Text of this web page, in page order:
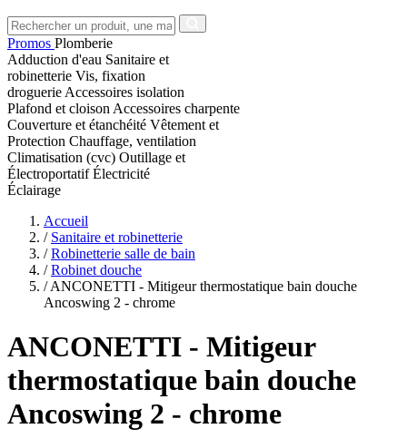
Promos Plomberie
Adduction d'eau Sanitaire et
robinetterie Vis, fixation
droguerie Accessoires isolation
Plafond et cloison Accessoires charpente
Couverture et étanchéité Vêtement et
Protection Chauffage, ventilation
Climatisation (cvc) Outillage et
ÉlectroportatifÉlectricité
Éclairage
Accueil
/ Sanitaire et robinetterie
/ Robinetterie salle de bain
/ Robinet douche
/ ANCONETTI - Mitigeur thermostatique bain douche
Ancoswing 2 - chrome
ANCONETTI - Mitigeur
thermostatique bain douche
Ancoswing 2 - chrome